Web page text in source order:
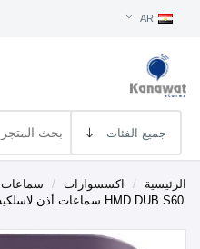
AR
الرئيسية / اكسسوارات / سماعات
HMD DUB S60 سماعات أذن لاسلكيه - بنفسجي